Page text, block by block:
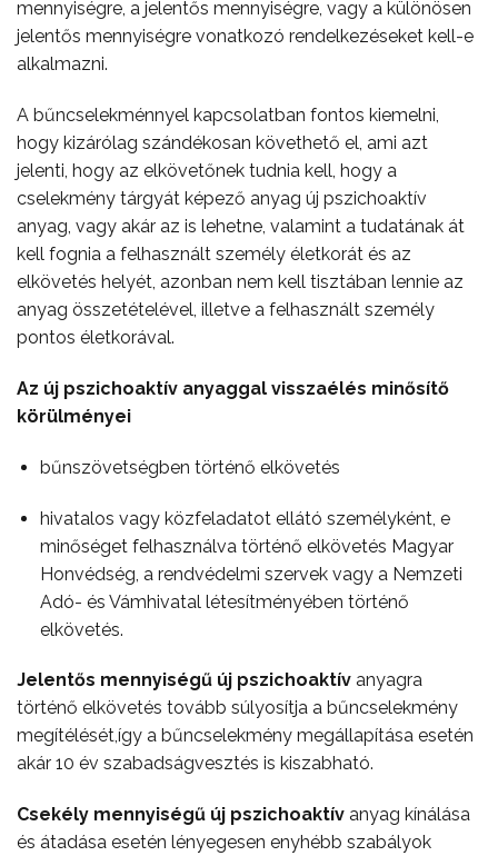
mennyiségre, a jelentős mennyiségre, vagy a különösen
jelentős mennyiségre vonatkozó rendelkezéseket kell-e
alkalmazni.
A bűncselekménnyel kapcsolatban fontos kiemelni,
hogy kizárólag szándékosan követhető el, ami azt
jelenti, hogy az elkövetőnek tudnia kell, hogy a
cselekmény tárgyát képező anyag új pszichoaktív
anyag, vagy akár az is lehetne, valamint a tudatának át
kell fognia a felhasznált személy életkorát és az
elkövetés helyét, azonban nem kell tisztában lennie az
anyag összetételével, illetve a felhasznált személy
pontos életkorával.
Az új pszichoaktív anyaggal visszaélés minősítő
körülményei
bűnszövetségben történő elkövetés
hivatalos vagy közfeladatot ellátó személyként, e
minőséget felhasználva történő elkövetés Magyar
Honvédség, a rendvédelmi szervek vagy a Nemzeti
Adó- és Vámhivatal létesítményében történő
elkövetés.
Jelentős mennyiségű új pszichoaktív anyagra
történő elkövetés tovább súlyosítja a bűncselekmény
megítélését,így a bűncselekmény megállapítása esetén
akár 10 év szabadságvesztés is kiszabható.
Csekély mennyiségű új pszichoaktív anyag kínálása
és átadása esetén lényegesen enyhébb szabályok